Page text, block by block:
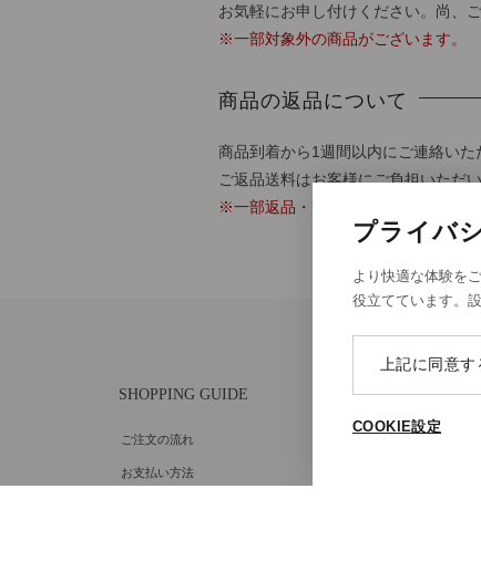
お気軽にお申し付けください。尚、
※一部対象外の商品がございます。
商品の返品について
商品到着から1週間以内にご連絡いた
ご返品送料はお客様にご負担いただ
※一部返品・交換対象外の商品がござ
SHOPPING GUIDE
ご注文の流れ
お支払い方法
プライバ
より快適な体験を
役立てています。
上記に同意す
COOKIE設定